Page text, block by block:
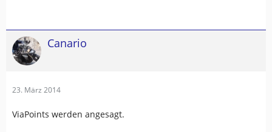
Canario
23. März 2014
ViaPoints werden angesagt.